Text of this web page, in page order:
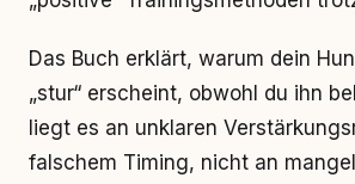
Das Buch erklärt, warum dein
„stur“ erscheint, obwohl du ihn
liegt es an unklaren
falschem Timing, nicht an